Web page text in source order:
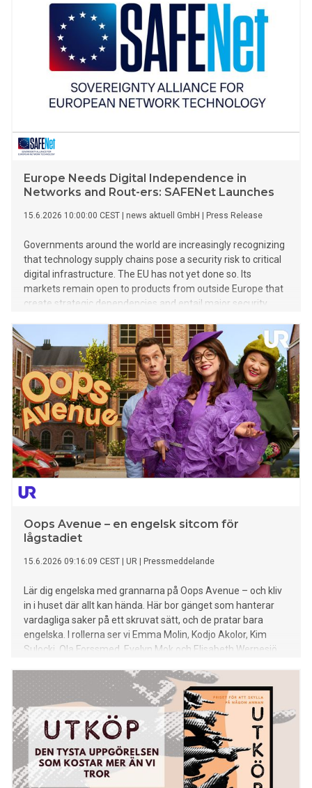
Europe Needs Digital Independence in
Networks and Rout-ers: SAFENet Launches
15.6.2026 10:00:00 CEST news aktuell GmbH Press Release
Governments around the world are increasingly recognizing
that technology supply chains pose a security risk to critical
digital infrastructure. The EU has not yet done so. Its
markets remain open to products from outside Europe that
create strategic dependencies and entail major security
in discussions about digital and technological independence:
the router. As the digital hub in homes and offices, more
than 90 percent of all data flows through it. Four leading
European manufacturers are therefore founding SAFENet,
the Sovereignty Alliance for European Network Technology,
and are calling for routers and network devices to be
protected by policymakers just as rigorously as 5G networks.
Oops Avenue – en engelsk sitcom för
lågstadiet
15.6.2026 09:16:09 CEST UR Pressmeddelande
Lär dig engelska med grannarna på Oops Avenue – och kliv
in i huset där allt kan hända. Här bor gänget som hanterar
vardagliga saker på ett skruvat sätt, och de pratar bara
engelska. I rollerna ser vi Emma Molin, Kodjo Akolor, Kim
Sulocki, Ola Forssmed, Evelyn Mok och Elisabeth Wernesjö.